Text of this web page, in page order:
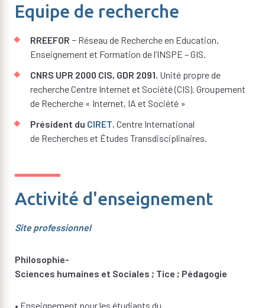
Equipe de recherche
RREEFOR − Réseau de Recherche en Education,
Enseignement et Formation de l’INSPE – GIS.
CNRS UPR 2000 CIS, GDR 2091. Unité propre de
recherche Centre Internet et Société (CIS). Groupement
de Recherche « Internet, IA et Société »
Président du CIRET, Centre International
de Recherches et Études Transdisciplinaires.
Activité d'enseignement
Site professionnel
Philosophie-
Sciences humaines et Sociales ; Tice ; Pédagogie
• Enseignement pour les étudiants du